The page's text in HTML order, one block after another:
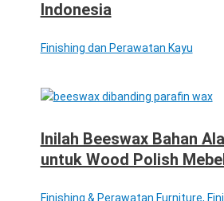
Indonesia
Finishing dan Perawatan Kayu
Inilah Beeswax Bahan
untuk Wood Polish
Finishing & Perawatan Furniture,